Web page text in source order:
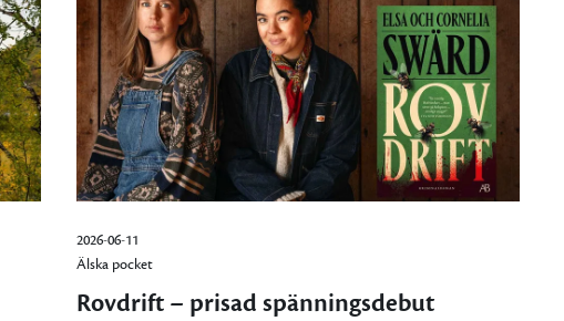
2026-06-11
Älska pocket
Rovdrift – prisad spänningsdebut